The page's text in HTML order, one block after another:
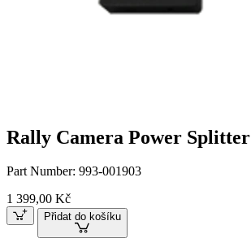
Rally Camera Power Splitter
Part Number: 993-001903
1 399,00 Kč
Přidat do košíku